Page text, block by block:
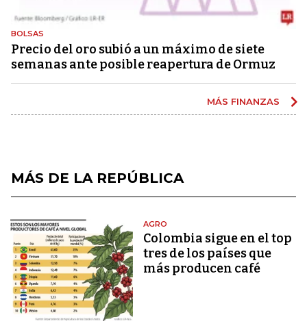
BOLSAS
Precio del oro subió a un máximo de siete
semanas ante posible reapertura de Ormuz
MÁS FINANZAS
MÁS DE LA REPÚBLICA
AGRO
Colombia sigue en el top
tres de los países que
más producen café